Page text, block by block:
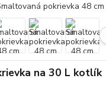
na 30 L kotlík